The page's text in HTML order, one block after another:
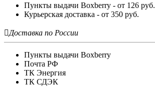
Пункты выдачи Boxberry - от 126 руб.
Курьерская доставка - от 350 руб.
Доставка по России
Пункты выдачи Boxberry
Почта РФ
ТК Энергия
ТК СДЭК